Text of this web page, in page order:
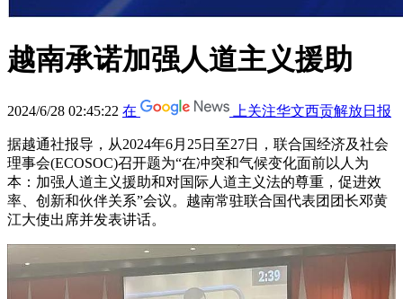
越南承诺加强人道主义援助
2024/6/28 02:45:22 在 上关注华文西贡解放日报
据越通社报导，从2024年6月25日至27日，联合国经济及社会
理事会(ECOSOC)召开题为“在冲突和气候变化面前以人为
本：加强人道主义援助和对国际人道主义法的尊重，促进效
率、创新和伙伴关系”会议。越南常驻联合国代表团团长邓黄
江大使出席并发表讲话。